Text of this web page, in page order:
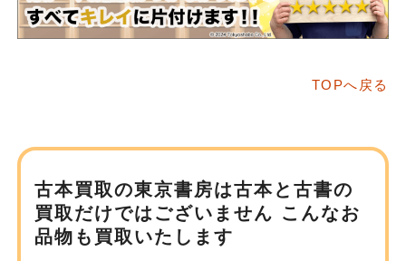
TOPへ戻る
古本買取の東京書房は古本と古書の
買取だけではございません こんなお
品物も買取いたします